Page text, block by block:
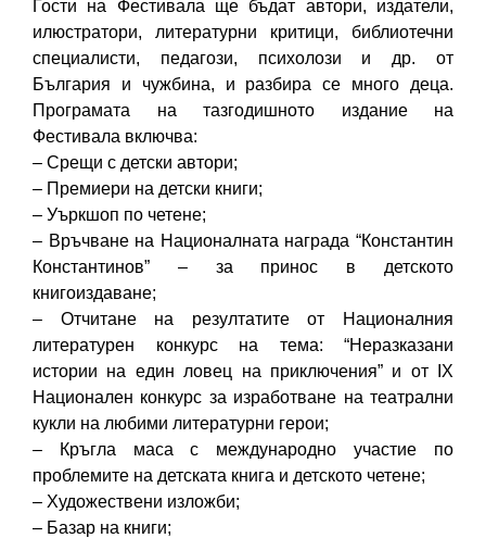
Гости на Фестивала ще бъдат автори, издатели,
илюстратори, литературни критици, библиотечни
специалисти, педагози, психолози и др. от
България и чужбина, и разбира се много деца.
Програмата на тазгодишното издание на
Фестивала включва:
– Срещи с детски автори;
– Премиери на детски книги;
– Уъркшоп по четене;
– Връчване на Националната награда “Константин
Константинов” – за принос в детското
книгоиздаване;
– Отчитане на резултатите от Националния
литературен конкурс на тема: “Неразказани
истории на един ловец на приключения” и от IX
Националeн конкурс за изработване на театрални
кукли на любими литературни герои;
– Кръгла маса с международно участие по
проблемите на детската книга и детското четене;
– Художествени изложби;
– Базар на книги;